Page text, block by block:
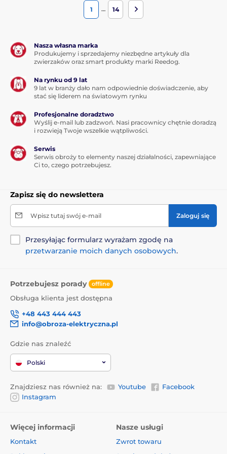
Ladowanie baterii rowniez jest waznym aspektem,
baterii 3,6 lub 9 voltowych. Przy czestym uzyciu obrozy
nalezy je systematycznie wymieniac. Wytrzymalosc baterii
zalezy glownie od jej jakosci. Niektroe obroze wyposazone
sa w baterie ciezko dostepne na rynku, lub dostepne tylko
u producenta. Ich wymiana moze duzo kosztowac i byc
czesto potrzebna. Ze wzgledu na to my proponujemy te
podpiecie do sieci.
Czy ustawienie obrozy jest latwe?
Wiekszosc obrozy jest zupelnie automatycna. Wystarcz ja
wlozyc psu na szyje i wlaczyc. W niektorych obrozach
macie mozliwosc ustawiania sily impulsu za pomoca
1 … 14
Nasza własna marka
Produkujemy i sprzedajemy niezbędne artykuły dla
zwierzaków oraz smart produkty marki Reedog.
Na rynku od 9 lat
9 lat w branży dało nam odpowiednie doświadczenie, aby
stać się liderem na światowym rynku
Profesjonalne doradztwo
Wyślij e-mail lub zadzwoń. Nasi pracownicy chętnie doradzą
i rozwieją Twoje wszelkie wątpliwości.
Serwis
Serwis obroży to elementy naszej działalności, zapewniające
Ci to, czego potrzebujesz.
Zapisz się do newslettera
Wpisz tutaj swój e-mail Zaloguj się
Przesyłając formularz wyrażam zgodę na
przetwarzanie moich danych osobowych.
Potrzebujesz porady offline
Obsługa klienta jest dostępna
+48 443 444 443
info@obroza-elektryczna.pl
Gdzie nas znaleźć
Polski
Znajdziesz nas również na: Youtube
Facebook
Instagram
Więcej informacji
Kontakt
Nasze usługi
Zwrot towaru